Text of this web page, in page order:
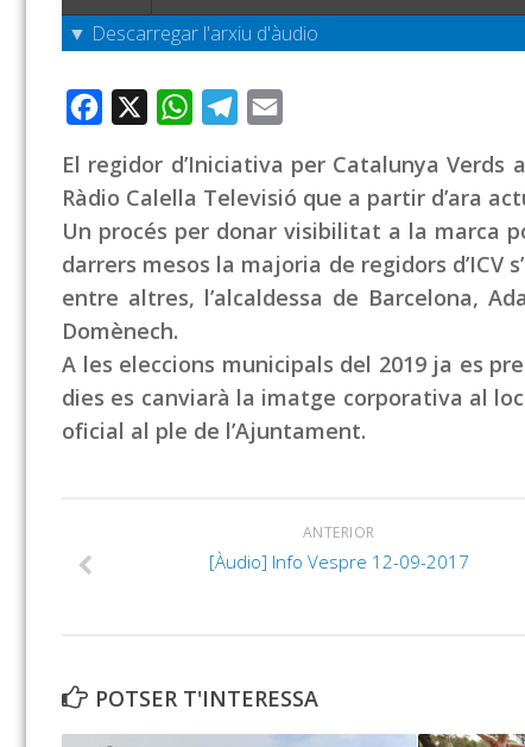
▼ Descarregar l'arxiu d'àudio
Facebook WhatsAppTelegram
El regidor d’Iniciativa per Catalunya
Ràdio Calella Televisió que a partir d’ara
Un procés per donar visibilitat a la marca
darrers mesos la majoria de regidors
entre altres, l’alcaldessa de Barcelona,
Domènech.
A les eleccions municipals del 2019 ja es
dies es canviarà la imatge corporativa al
oficial al ple de l’Ajuntament.
ANTERIOR
[Àudio] Info Vespre 12-09-2017
POTSER T'INTERESSA